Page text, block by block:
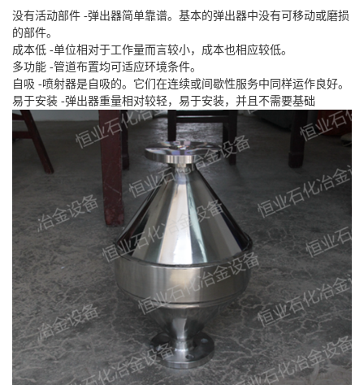
没有活动部件 -弹出器简单靠谱。基本的弹出器中没有可移动或磨损
的部件。
成本低 -单位相对于工作量而言较小，成本也相应较低。
多功能 -管道布置均可适应环境条件。
自吸 -喷射器是自吸的。它们在连续或间歇性服务中同样运作良好。
易于安装 -弹出器重量相对较轻，易于安装，并且不需要基础